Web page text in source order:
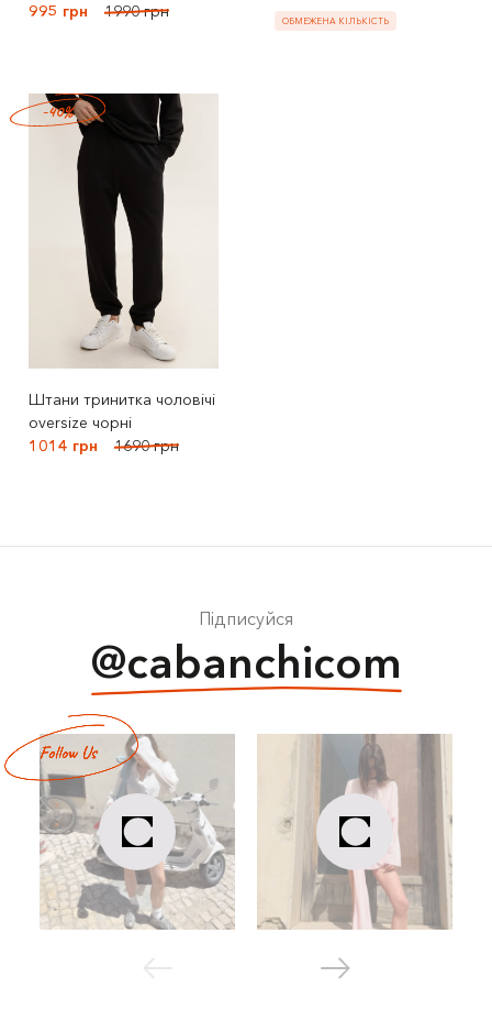
995 грн
1990 грн ОБМЕЖЕНА КІЛЬКІСТЬ
Штани тринитка чоловічі
oversize чорні
1014 грн
1690 грн
-40%
Підписуйся
@cabanchicom